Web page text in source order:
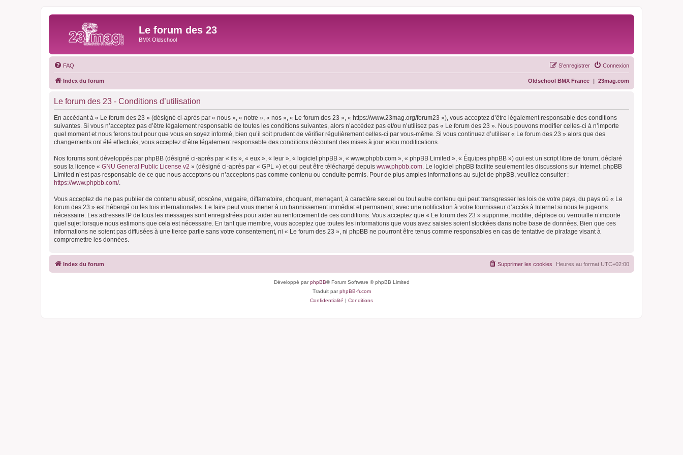
Le forum des 23
BMX Oldschool
FAQ Connexion
S’enregistrer
Index du forum 23mag.com
|
Oldschool BMX France
Le forum des 23 - Conditions d’utilisation
En accédant à « Le forum des 23 » (désigné ci-après par « nous », « notre », « nos », « Le forum des 23 », « https://www.23mag.org/forum23 »), vous acceptez d’être légalement responsable des conditions
suivantes. Si vous n’acceptez pas d’être légalement responsable de toutes les conditions suivantes, alors n’accédez pas et/ou n’utilisez pas « Le forum des 23 ». Nous pouvons modifier celles-ci à n’importe
quel moment et nous ferons tout pour que vous en soyez informé, bien qu’il soit prudent de vérifier régulièrement celles-ci par vous-même. Si vous continuez d’utiliser « Le forum des 23 » alors que des
changements ont été effectués, vous acceptez d’être légalement responsable des conditions découlant des mises à jour et/ou modifications.
Nos forums sont développés par phpBB (désigné ci-après par « ils », « eux », « leur », « logiciel phpBB », « www.phpbb.com », « phpBB Limited », « Équipes phpBB ») qui est un script libre de forum, déclaré
sous la licence « GNU General Public License v2 » (désigné ci-après par « GPL ») et qui peut être téléchargé depuis www.phpbb.com . Le logiciel phpBB facilite seulement les discussions sur Internet. phpBB
Limited n’est pas responsable de ce que nous acceptons ou n’acceptons pas comme contenu ou conduite permis. Pour de plus amples informations au sujet de phpBB, veuillez consulter :
https://www.phpbb.com/.
Vous acceptez de ne pas publier de contenu abusif, obscène, vulgaire, diffamatoire, choquant, menaçant, à caractère sexuel ou tout autre contenu qui peut transgresser les lois de votre pays, du pays où « Le
forum des 23 » est hébergé ou les lois internationales. Le faire peut vous mener à un bannissement immédiat et permanent, avec une notification à votre fournisseur d’accès à Internet si nous le jugeons
nécessaire. Les adresses IP de tous les messages sont enregistrées pour aider au renforcement de ces conditions. Vous acceptez que « Le forum des 23 » supprime, modifie, déplace ou verrouille n’importe
quel sujet lorsque nous estimons que cela est nécessaire. En tant que membre, vous acceptez que toutes les informations que vous avez saisies soient stockées dans notre base de données. Bien que ces
informations ne soient pas diffusées à une tierce partie sans votre consentement, ni « Le forum des 23 », ni phpBB ne pourront être tenus comme responsables en cas de tentative de piratage visant à
compromettre les données.
Index du forum Heures au format UTC+02:00
Supprimer les cookies
Développé parphpBB® Forum Software © phpBB Limited
Traduit parphpBB-fr.com
Confidentialité | Conditions